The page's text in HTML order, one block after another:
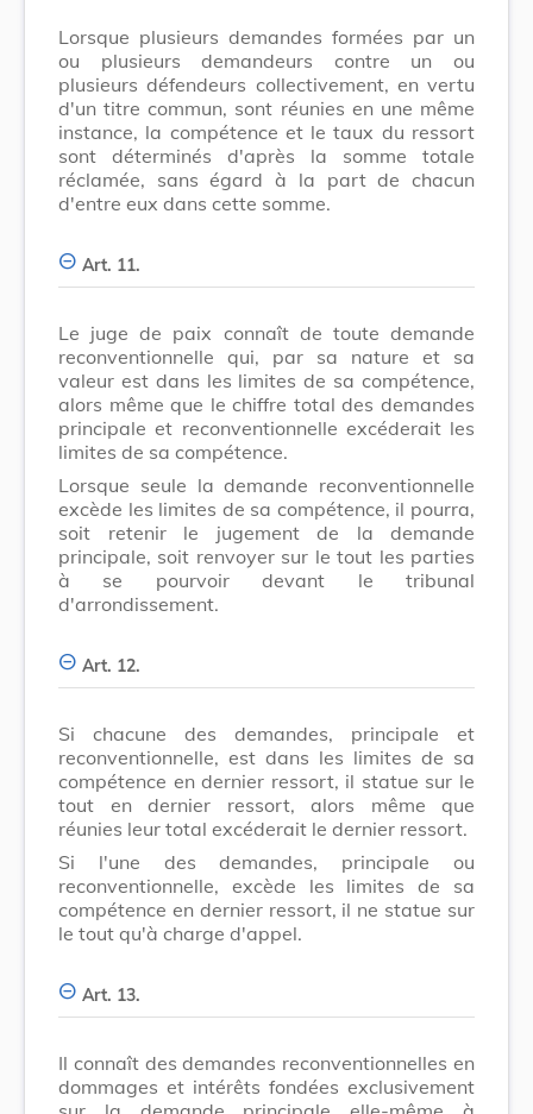
Lorsque plusieurs demandes formées par un
ou plusieurs demandeurs contre un ou
plusieurs défendeurs collectivement, en vertu
d'un titre commun, sont réunies en une même
instance, la compétence et le taux du ressort
sont déterminés d'après la somme totale
réclamée, sans égard à la part de chacun
d'entre eux dans cette somme.
Art. 11.
Le juge de paix connaît de toute demande
reconventionnelle qui, par sa nature et sa
valeur est dans les limites de sa compétence,
alors même que le chiffre total des demandes
principale et reconventionnelle excéderait les
limites de sa compétence.
Lorsque seule la demande reconventionnelle
excède les limites de sa compétence, il pourra,
soit retenir le jugement de la demande
principale, soit renvoyer sur le tout les parties
à se pourvoir devant le tribunal
d'arrondissement.
Art. 12.
Si chacune des demandes, principale et
reconventionnelle, est dans les limites de sa
compétence en dernier ressort, il statue sur le
tout en dernier ressort, alors même que
réunies leur total excéderait le dernier ressort.
Si l'une des demandes, principale ou
reconventionnelle, excède les limites de sa
compétence en dernier ressort, il ne statue sur
le tout qu'à charge d'appel.
Art. 13.
Il connaît des demandes reconventionnelles en
dommages et intérêts fondées exclusivement